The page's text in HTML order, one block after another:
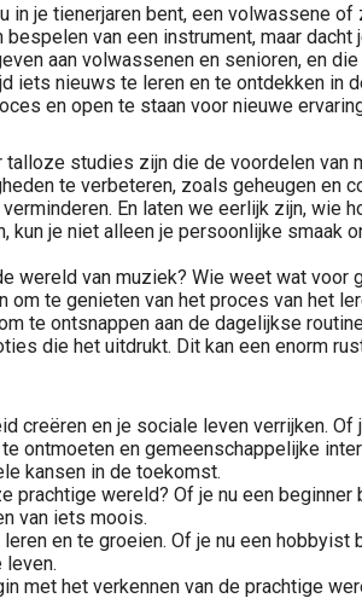
je tienerjaren bent, een volwassene
van een instrument, maar
aan volwassenen en senioren, en
iets nieuws te leren en te ontdekken in
en open te staan voor nieuwe
studies zijn die de voordelen van
te verbeteren, zoals geheugen en
En laten we eerlijk zijn, wie
je niet alleen je persoonlijke smaak
wereld van muziek? Wie weet wat
te genieten van het proces van het
te ontsnappen aan de dagelijkse
die het uitdrukt. Dit kan een enorm
creëren en je sociale leven verrijken.
ontmoeten en gemeenschappelijke
kansen in de toekomst.
wereld? Of je nu een
van iets moois.
en te groeien. Of je nu een
leven.
met het verkennen van de prachtige